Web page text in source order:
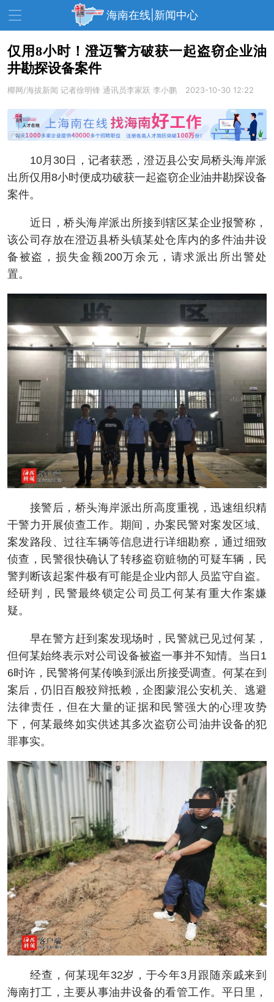
海南在线|新闻中心
资讯中心 热点
教育 健康 房产
生活 演出 活动
展会
人才在线 天涯企服
仅用8小时！澄迈警方破获一起盗窃企业油
井勘探设备案件
椰网/海拔新闻 记者徐明锋 通讯员李家跃 李小鹏 2023-10-30 12:22
10月30日，记者获悉，澄迈县公安局桥头海岸派
出所仅用8小时便成功破获一起盗窃企业油井勘探设备
案件。
近日，桥头海岸派出所接到辖区某企业报警称，
该公司存放在澄迈县桥头镇某处仓库内的多件油井设
备被盗，损失金额200万余元，请求派出所出警处
置。
接警后，桥头海岸派出所高度重视，迅速组织精
干警力开展侦查工作。期间，办案民警对案发区域、
案发路段、过往车辆等信息进行详细勘察，通过细致
侦查，民警很快确认了转移盗窃赃物的可疑车辆，民
警判断该起案件极有可能是企业内部人员监守自盗。
经研判，民警最终锁定公司员工何某有重大作案嫌
疑。
早在警方赶到案发现场时，民警就已见过何某，
但何某始终表示对公司设备被盗一事并不知情。当日1
6时许，民警将何某传唤到派出所接受调查。何某在到
案后，仍旧百般狡辩抵赖，企图蒙混公安机关、逃避
法律责任，但在大量的证据和民警强大的心理攻势
下，何某最终如实供述其多次盗窃公司油井设备的犯
罪事实。
经查，何某现年32岁，于今年3月跟随亲戚来到
海南打工，主要从事油井设备的看管工作。平日里，